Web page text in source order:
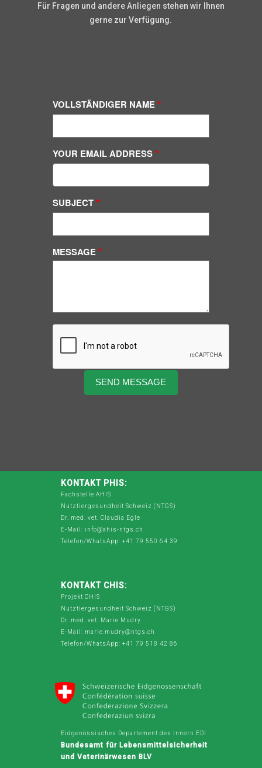
Für Fragen und andere Anliegen stehen wir Ihnen
gerne zur Verfügung.
VOLLSTÄNDIGER NAME
YOUR EMAIL ADDRESS
SUBJECT
MESSAGE
KONTAKT PHIS:
Fachstelle AHIS
Nutztiergesundheit Schweiz (NTGS)
Dr. med. vet. Claudia Egle
E-Mail: info@ahis-ntgs.ch
Telefon/WhatsApp: +41 79 550 64 39
KONTAKT CHIS:
Projekt CHIS
Nutztiergesundheit Schweiz (NTGS)
Dr. med. vet. Marie Mudry
E-Mail: marie.mudry@ntgs.ch
Telefon/WhatsApp: +41 79 518 42 86
Eidgenössisches Departement des Innern EDI
Bundesamt für Lebensmittelsicherheit
und Veterinärwesen BLV